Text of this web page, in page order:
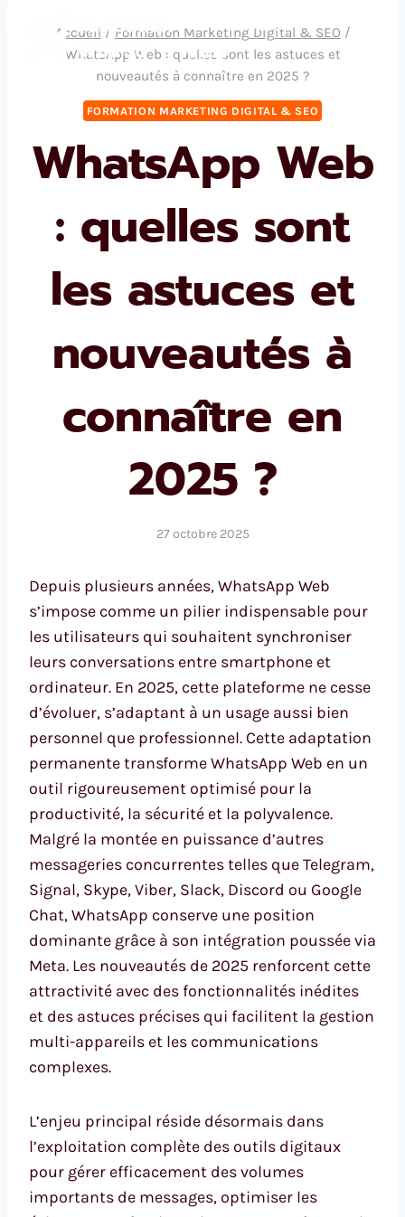
Formation
Web
Accueil / Formation Marketing Digital & SEO /
WhatsApp Web : quelles sont les astuces et
nouveautés à connaître en 2025 ?
FORMATION MARKETING DIGITAL & SEO
WhatsApp Web
: quelles sont
les astuces et
nouveautés à
connaître en
2025 ?
27 octobre 2025
Depuis plusieurs années, WhatsApp Web
s’impose comme un pilier indispensable pour
les utilisateurs qui souhaitent synchroniser
leurs conversations entre smartphone et
ordinateur. En 2025, cette plateforme ne cesse
d’évoluer, s’adaptant à un usage aussi bien
personnel que professionnel. Cette adaptation
permanente transforme WhatsApp Web en un
outil rigoureusement optimisé pour la
productivité, la sécurité et la polyvalence.
Malgré la montée en puissance d’autres
messageries concurrentes telles que Telegram,
Signal, Skype, Viber, Slack, Discord ou Google
Chat, WhatsApp conserve une position
dominante grâce à son intégration poussée via
Meta. Les nouveautés de 2025 renforcent cette
attractivité avec des fonctionnalités inédites
et des astuces précises qui facilitent la gestion
multi-appareils et les communications
complexes.
L’enjeu principal réside désormais dans
l’exploitation complète des outils digitaux
pour gérer efficacement des volumes
importants de messages, optimiser les